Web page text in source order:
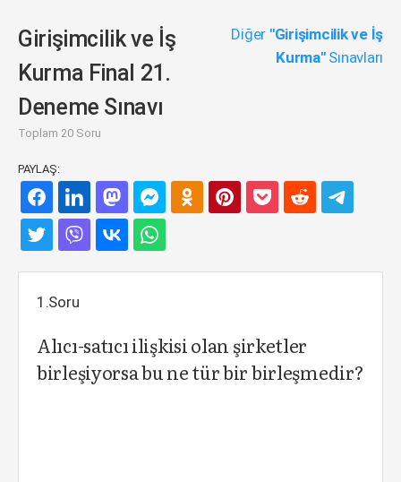
Girişimcilik ve İş
Kurma Final 21.
Deneme Sınavı
Toplam 20 Soru
Diğer "Girişimcilik ve İş
Kurma"Sınavları
PAYLAŞ:
1.Soru
Alıcı-satıcı ilişkisi olan şirketler
birleşiyorsa bu ne tür bir birleşmedir?